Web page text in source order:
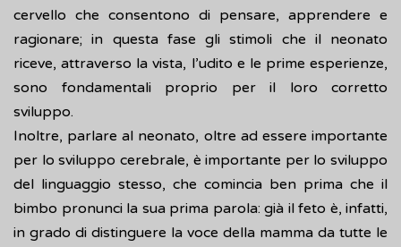
cervello che consentono di pensare, apprendere e
ragionare; in questa fase gli stimoli che il neonato
riceve, attraverso la vista, l’udito e le prime esperienze,
sono fondamentali proprio per il loro corretto
sviluppo.
Inoltre, parlare al neonato, oltre ad essere importante
per lo sviluppo cerebrale, è importante per lo sviluppo
del linguaggio stesso, che comincia ben prima che il
bimbo pronunci la sua prima parola: già il feto è, infatti,
in grado di distinguere la voce della mamma da tutte le